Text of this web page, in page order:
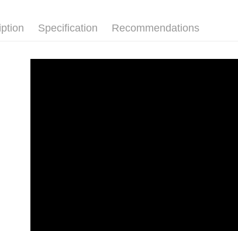
Specification Recommendations